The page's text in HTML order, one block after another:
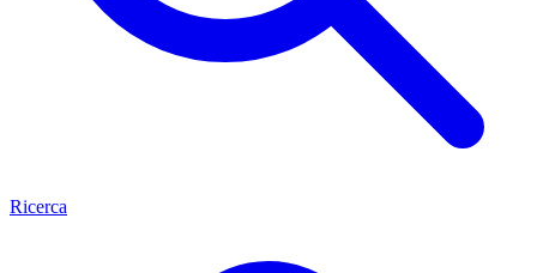
Ricerca